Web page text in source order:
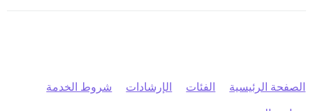
الصفحة الرئيسية الفئات الإرشادات شروط الخدمة